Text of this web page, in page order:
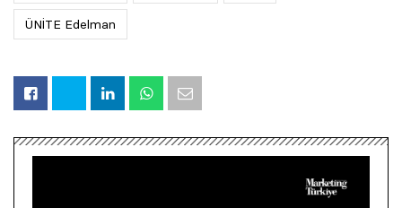
ÜNİTE Edelman